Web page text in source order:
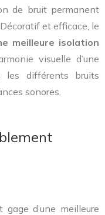
de bruit permanent
et efficace, le
meilleure isolation
visuelle d’une
les différents bruits
sonores.
d’une meilleure